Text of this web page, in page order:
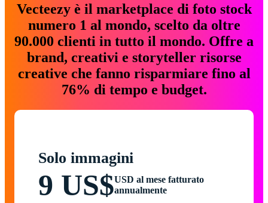
Vecteezy è il marketplace di foto stock
numero 1 al mondo, scelto da oltre
90.000 clienti in tutto il mondo. Offre a
brand, creativi e storyteller risorse
creative che fanno risparmiare fino al
76% di tempo e budget.
Solo immagini
9 US$USD al mese fatturato
annualmente